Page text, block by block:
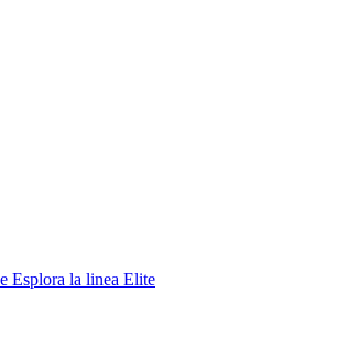
Esplora la linea Elite